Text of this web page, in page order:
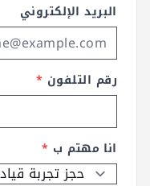
البريد الإلكتروني
رقم التلفون *
انا مهتم ب *